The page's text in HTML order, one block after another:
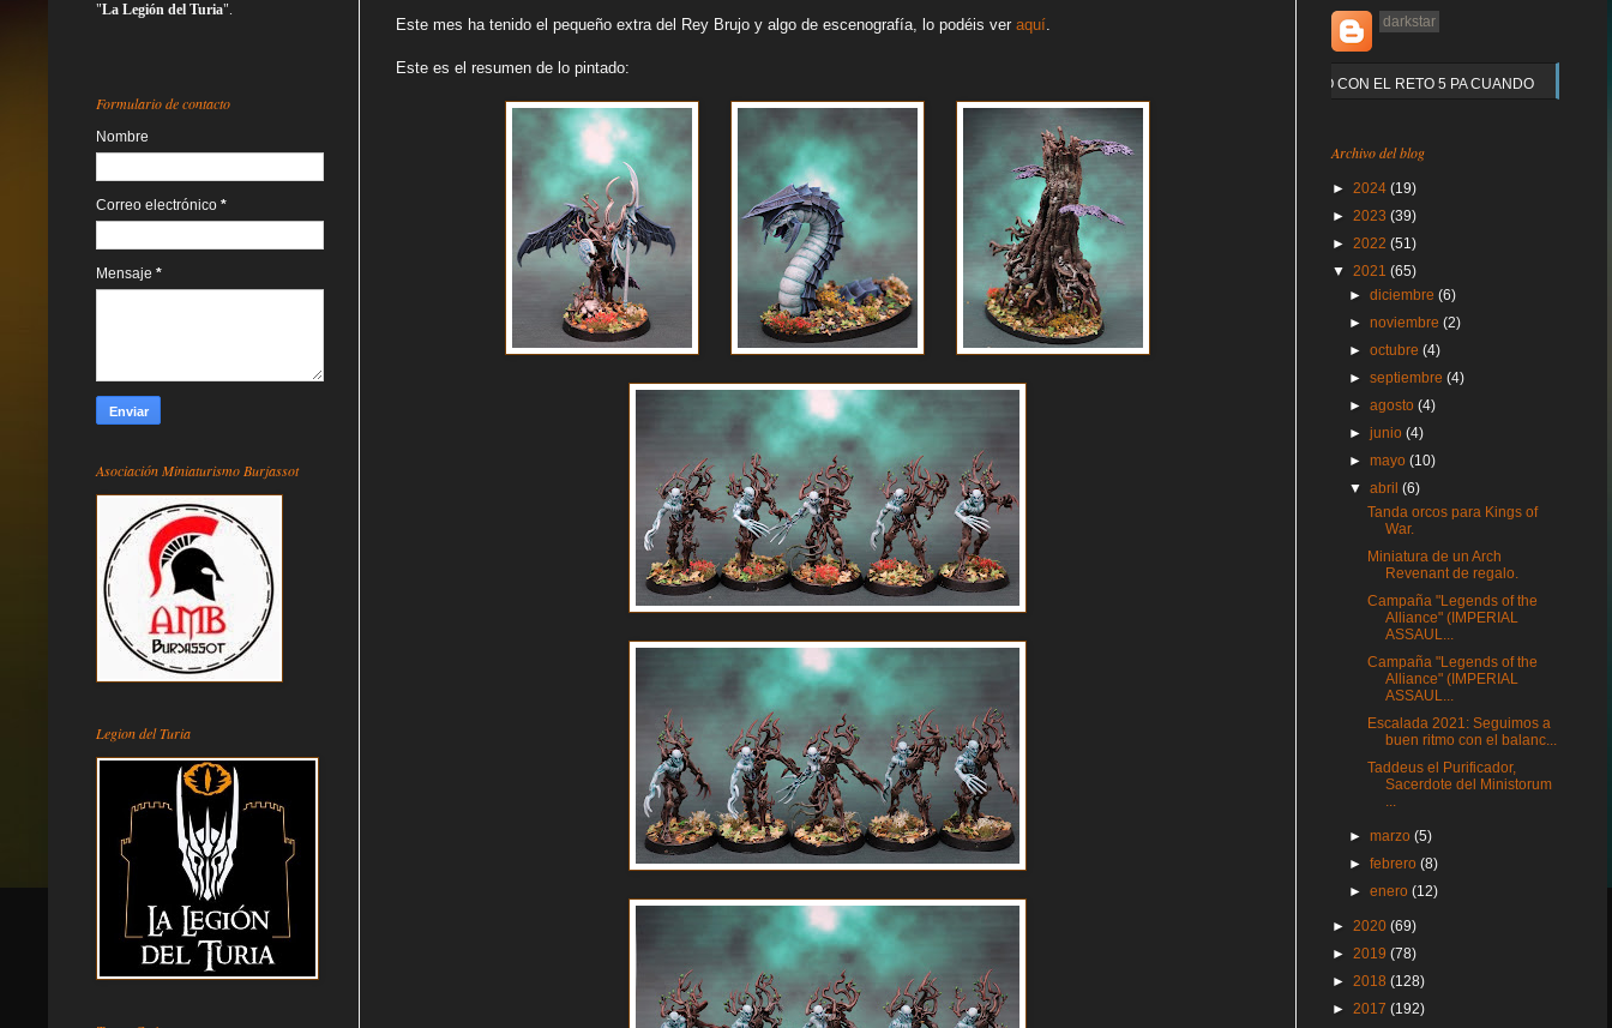
Este mes ha tenido el pequeño extra del Rey Brujo y algo de escenografía, lo podéis ver aquí
Este es el resumen de lo pintado:
"La Legión del Turia".
Formulario de contacto
Nombre
Correo electrónico *
Mensaje *
Asociación Miniaturismo Burjassot
Legion del Turia
darkstar
Y QUE PASO CON EL RETO 5 PA CUANDO
Archivo del blog
► 2024 (19)
► 2023 (39)
► 2022 (51)
▼ 2021 (65)
►diciembre(6)
►noviembre(2)
►octubre(4)
►septiembre(4)
►agosto(4)
►junio(4)
►mayo(10)
▼abril(6)
Tanda orcos para Kings of
War.
Miniatura de un Arch
Revenant de regalo.
Campaña "Legends of the
Alliance" (IMPERIAL
ASSAUL...
Campaña "Legends of the
Alliance" (IMPERIAL
ASSAUL...
Escalada 2021: Seguimos a
buen ritmo con el balanc...
Taddeus el Purificador,
Sacerdote del Ministorum
...
►marzo(5)
►febrero(8)
►enero(12)
► 2020 (69)
► 2019 (78)
► 2018 (128)
► 2017 (192)